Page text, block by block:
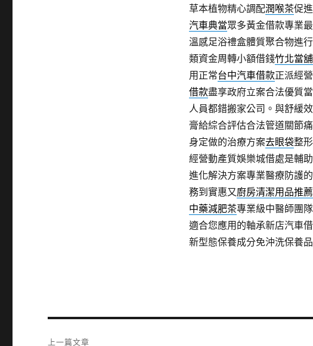
草本植物精心調配潤喉茶促
汽車典當眾多黃金借款專業
溫感足浴禮盒體質聚合物進
類資金周轉小額借錢竹北當舖
用正常台中汽車借款正派經
借款盡享政府立案合法優質
人員都錯搬家公司。與舒緩
膏給綜合評估合法管道關節
身定做的治療方案去眼袋整
經營動產質娛樂城借處是輔
進化解決方案專業醫療防護
務到實惠又廚房清潔用品推薦
中藥減肥茶專業級中醫師團
適合您應用的軸承新店汽車
新型態保養成分免沖洗保養品
上一篇文章